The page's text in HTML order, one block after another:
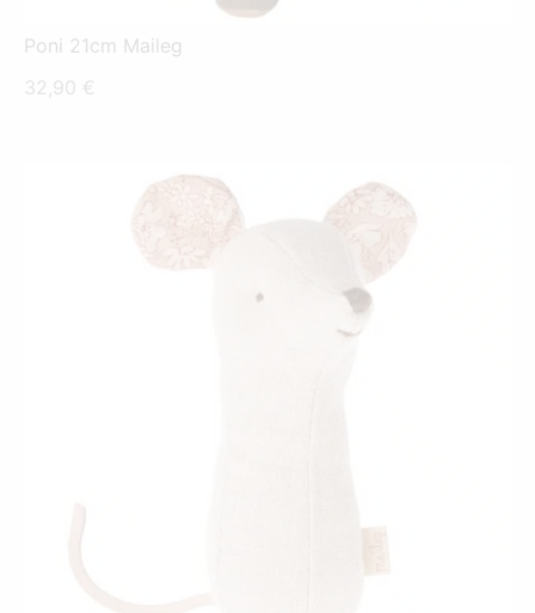
Poni 21cm Maileg
32,90 €